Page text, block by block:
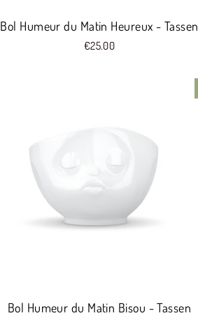
Bol Humeur du Matin Heureux - Tassen
€25.00
Bol Humeur du Matin Bisou - Tassen